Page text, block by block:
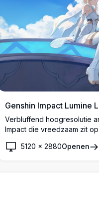
Genshin Impact Lumine
Verbluffend hoogresolutie
Impact die vreedzaam zit
wolken. Deze serene
5120 ×2880Openen